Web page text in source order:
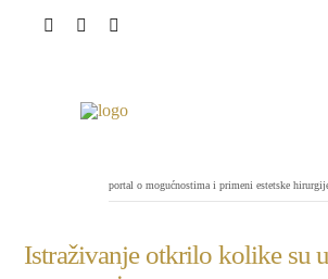
portal o mogućnostima i primeni estetske
Istraživanje otkrilo kolike su